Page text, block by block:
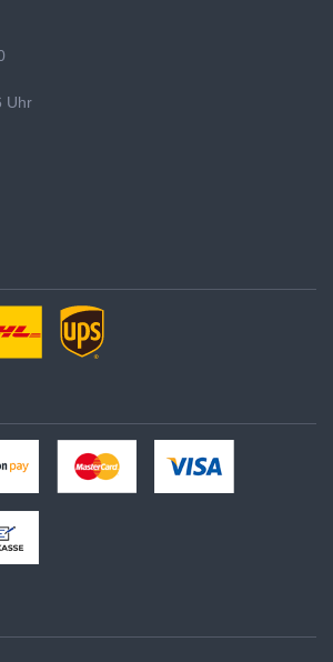
Uhr